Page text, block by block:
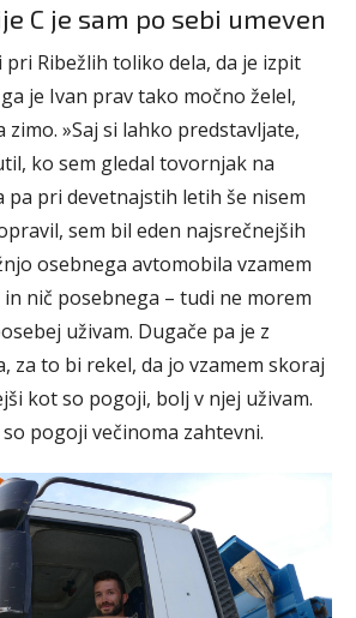
C je sam po sebi umeven
Ribežlih toliko dela, da je izpit
je Ivan prav tako močno želel,
»Saj si lahko predstavljate,
ko sem gledal tovornjak na
pa pri devetnajstih letih še nisem
sem bil eden najsrečnejših
osebnega avtomobila vzamem
nič posebnega – tudi ne morem
uživam. Dugače pa je z
za to bi rekel, da jo vzamem skoraj
kot so pogoji, bolj v njej uživam.
pogoji večinoma zahtevni.